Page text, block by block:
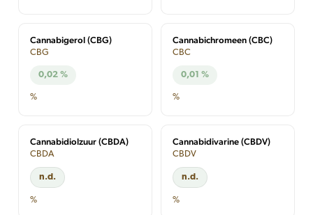
Cannabigerol (CBG)
CBG
0,02 %
%
Cannabichromeen (CBC)
CBC
0,01 %
%
Cannabidiolzuur (CBDA)
CBDA
n.d.
%
Cannabidivarine (CBDV)
CBDV
n.d.
%